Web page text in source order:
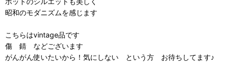
昭和のモダニズムを感じます
こちらはvintage品です
傷 錆 などございます
がんがん使いたいから！気にしない という方 お待ちしてます♪